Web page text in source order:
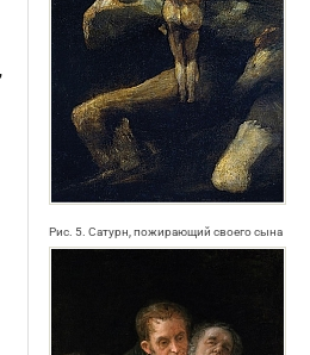
Рис. 5. Сатурн, пожирающий своего сына